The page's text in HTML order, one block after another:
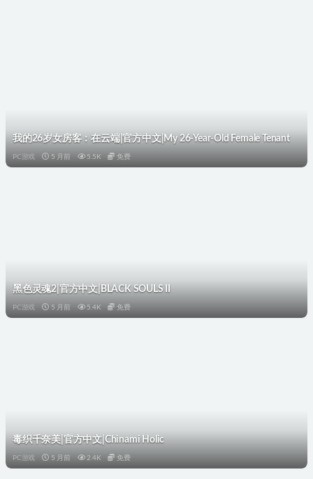
我的26岁女房客：在云端|官方中文|My 26-Year-Old Female Tenant
PC游戏 5 月前 5.5K 免费
黑色灵魂2|官方中文|BLACK SOULS II
PC游戏 5 月前 5.4K 免费
毒织千奈美|官方中文|Chinami Holic
PC游戏 5 月前 2.4K 免费